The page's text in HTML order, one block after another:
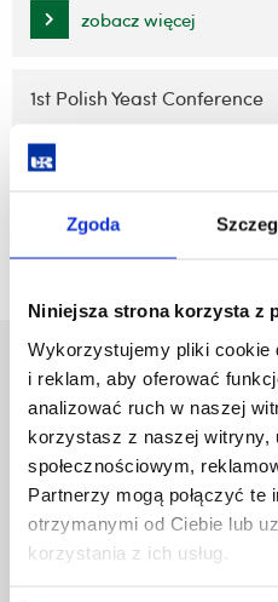
Zgoda
Niniejsza strona korzysta z
Wykorzystujemy pliki cookie
i reklam, aby oferować
analizować ruch w naszej
korzystasz z naszej witryny,
społecznościowym,
Partnerzy mogą połączyć te
otrzymanymi od Ciebie lub
korzystania z ich usług.
treści
zobacz więcej
1st Polish Yeast Conference
Uniwersytet
Al. Tadeusza Rejtana
35-959 Rzeszów
Pomiń
nawigację
przejdź
Polityka prywatności
Biblioteka
Wydawnictwo